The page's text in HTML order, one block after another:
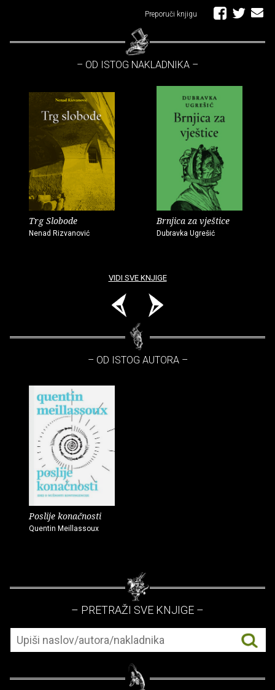
Preporuči knjigu
– OD ISTOG NAKLADNIKA –
Trg Slobode
Nenad Rizvanović
Brnjica za vještice
Dubravka Ugrešić
VIDI SVE KNJIGE
– OD ISTOG AUTORA –
Poslije konačnosti
Quentin Meillassoux
– PRETRAŽI SVE KNJIGE –